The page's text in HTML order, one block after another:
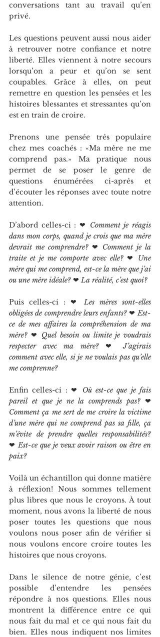
conversations tant au travail qu’en
privé.
Les questions peuvent aussi nous aider
à retrouver notre confiance et notre
liberté. Elles viennent à notre secours
lorsqu’on a peur et qu’on se sent
coupables. Grâce à elles, on peut
remettre en question les pensées et les
histoires blessantes et stressantes qu’on
est en train de croire.
Prenons une pensée très populaire
chez mes coachés : «Ma mère ne me
comprend pas.» Ma pratique nous
permet de se poser le genre de
questions énumérées ci-après et
d’écouter les réponses avec toute notre
attention.
D’abord celles-ci : ❤ Comment je réagis
dans mon corps, quand je crois que ma mère
devrait me comprendre? ❤
Comment je la
traite et je me comporte avec elle? ❤
Une
mère qui me comprend, est-ce la mère que j’ai
ou une mère idéale? ❤ La réalité, c’est quoi?
Puis celles-ci : ❤
Les mères sont-elles
obligées de comprendre leurs enfants? ❤ Est-
ce de mes affaires la compréhension de ma
mère? ❤
Quel besoin ou limite je voudrais
respecter avec ma mère? ❤
J’agirais
comment avec elle, si je ne voulais pas qu’elle
me comprenne?
Enfin celles-ci : ❤
Où est-ce que je fais
pareil et que je ne la comprends pas? ❤
Comment ça me sert de me croire la victime
d’une mère qui ne comprend pas sa fille, ça
❤ Est-ce que je veux avoir raison ou être en
paix?
Voilà un échantillon qui donne matière
à réflexion! Nous sommes tellement
plus libres que nous le croyons. À tout
moment, nous avons la liberté de nous
poser toutes les questions que nous
voulons nous poser afin de vérifier si
nous voulons encore croire toutes les
histoires que nous croyons.
Dans le silence de notre génie, c’est
possible d’entendre les pensées
répondre à nos questions. Elles nous
montrent la différence entre ce qui
nous fait du mal et ce qui nous fait du
bien. Elles nous indiquent nos limites